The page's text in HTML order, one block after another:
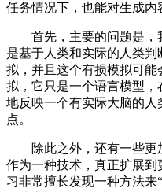
任务情况下，也能对生成内
首先，主要的问题是，
是基于人类和实际的人类
拟，并且这个有损模拟可
拟，它只是一个语言模型
地反映一个有实际大脑的
点。
除此之外，还有一些更
作为一种技术，真正扩展
习非常擅长发现一种方法